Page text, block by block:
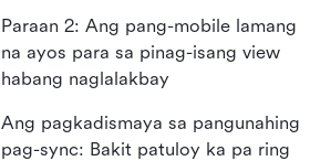
Paraan 2: Ang pang-mobile lamang
na ayos para sa pinag-isang view
habang naglalakbay
Ang pagkadismaya sa pangunahing
pag-sync: Bakit patuloy ka pa ring